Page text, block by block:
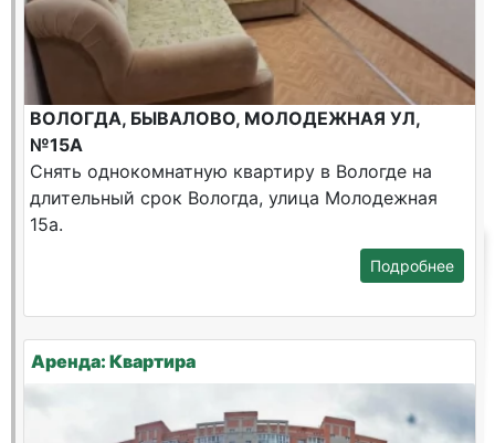
ВОЛОГДА, БЫВАЛОВО, МОЛОДЕЖНАЯ УЛ,
№15А
Снять однокомнатную квартиру в Вологде на
длительный срок Вологда, улица Молодежная
15а.
Подробнее
Аренда: Квартира